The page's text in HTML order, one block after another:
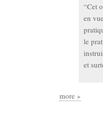
“Cet
en
le
et
more »